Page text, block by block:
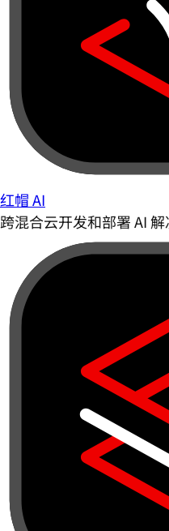
红帽 AI
跨混合云开发和部署 AI 解